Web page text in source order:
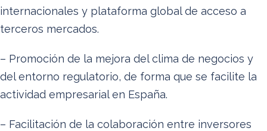
internacionales y plataforma global de acceso a
terceros mercados.
– Promoción de la mejora del clima de negocios y
del entorno regulatorio, de forma que se facilite la
actividad empresarial en España.
– Facilitación de la colaboración entre inversores